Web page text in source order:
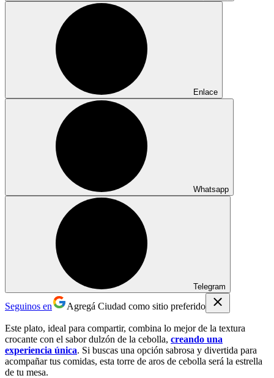
Enlace
Whatsapp
Telegram
Seguinos en Agregá Ciudad como sitio preferido
Este plato, ideal para compartir, combina lo mejor de la textura
crocante con el sabor dulzón de la cebolla, creando una
experiencia única. Si buscas una opción sabrosa y divertida para
acompañar tus comidas, esta torre de aros de cebolla será la estrella
de tu mesa.